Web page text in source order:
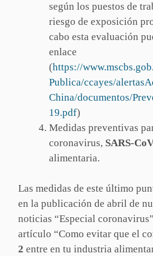
según los puestos de
riesgo de exposición
cabo esta evaluación
enlace
(https://
Publica/ccayes/
China/documentos/
19.pdf)
Medidas preventivas
coronavirus, SARS-
alimentaria.
Las medidas de este último
en la publicación de abril de
noticias “Especial
artículo “Como evitar que el
2 entre en tu industria